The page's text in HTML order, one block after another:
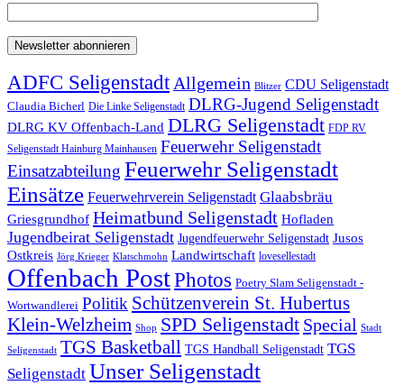
ADFC Seligenstadt Allgemein Blitzer CDU Seligenstadt
Claudia Bicherl Die Linke Seligenstadt DLRG-Jugend Seligenstadt
DLRG KV Offenbach-Land DLRG Seligenstadt FDP RV
Seligenstadt Hainburg Mainhausen Feuerwehr Seligenstadt
Einsatzabteilung Feuerwehr Seligenstadt
Einsätze Feuerwehrverein Seligenstadt Glaabsbräu
Griesgrundhof Heimatbund Seligenstadt Hofladen
Jugendbeirat Seligenstadt Jugendfeuerwehr Seligenstadt Jusos
Ostkreis Jörg Krieger Klatschmohn Landwirtschaft lovesellestadt
Offenbach PostPhotos Poetry Slam Seligenstadt -
Wortwandlerei Politik Schützenverein St. Hubertus
Klein-Welzheim Shop SPD Seligenstadt Special Stadt
Seligenstadt TGS Basketball TGS Handball Seligenstadt TGS
Seligenstadt Unser Seligenstadt